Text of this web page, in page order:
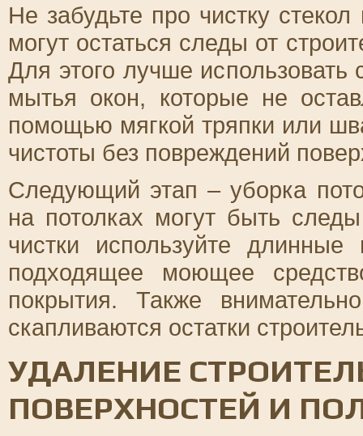
Не забудьте про чистку
могут остаться следы от
Для этого лучше
мытья окон, которые не
помощью мягкой тряпки или
чистоты без повреждений
Следующий этап – уборка
на потолках могут быть
чистки используйте
подходящее моющее
покрытия. Также
скапливаются остатки
УДАЛЕНИЕ
ПОВЕРХНОСТЕЙ И